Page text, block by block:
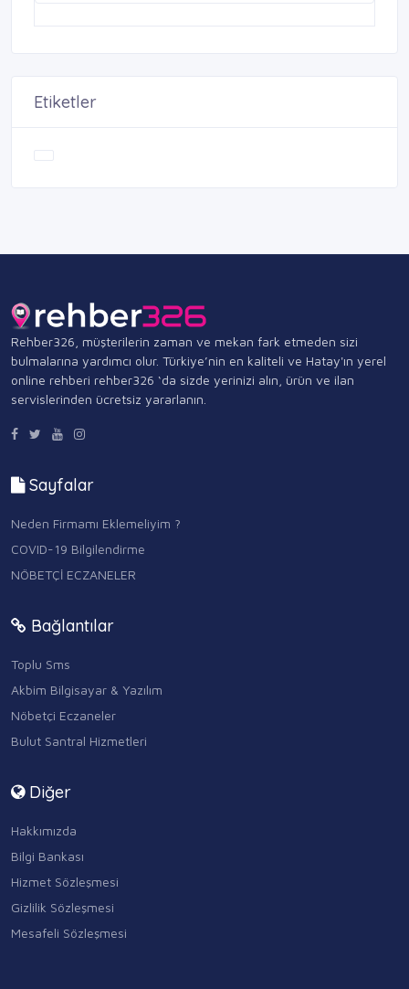
Etiketler
Rehber326, müşterilerin zaman ve mekan fark etmeden sizi
bulmalarına yardımcı olur. Türkiye’nin en kaliteli ve Hatay'ın yerel
online rehberi rehber326 ‘da sizde yerinizi alın, ürün ve ilan
servislerinden ücretsiz yararlanın.
Sayfalar
Neden Firmamı Eklemeliyim ?
COVID-19 Bilgilendirme
NÖBETÇİ ECZANELER
Bağlantılar
Toplu Sms
Akbim Bilgisayar & Yazılım
Nöbetçi Eczaneler
Bulut Santral Hizmetleri
Diğer
Hakkımızda
Bilgi Bankası
Hizmet Sözleşmesi
Gizlilik Sözleşmesi
Mesafeli Sözleşmesi